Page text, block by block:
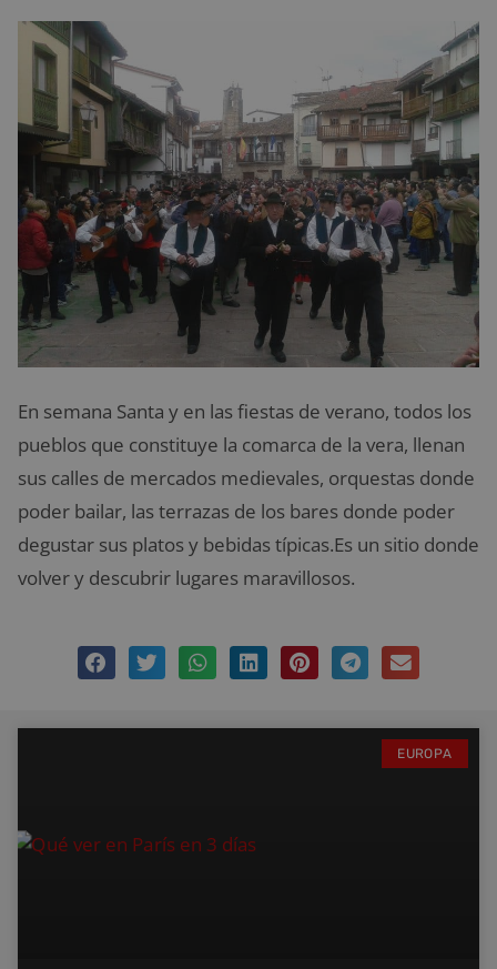
En semana Santa y en las fiestas de verano, todos los
pueblos que constituye la comarca de la vera, llenan
sus calles de mercados medievales, orquestas donde
poder bailar, las terrazas de los bares donde poder
degustar sus platos y bebidas típicas.Es un sitio donde
volver y descubrir lugares maravillosos.
EUROPA